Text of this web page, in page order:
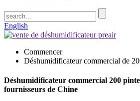
English
Commencer
Déshumidificateur commercial de
Déshumidificateur commercial 200
fournisseurs de Chine